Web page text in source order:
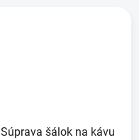
Súprava šálok na kávu